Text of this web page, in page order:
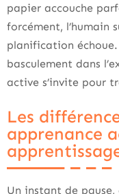
papier accouche
forcément, l’humain
planification
basculement dans
active s’invite pour
Les
apprenance
Un instant de